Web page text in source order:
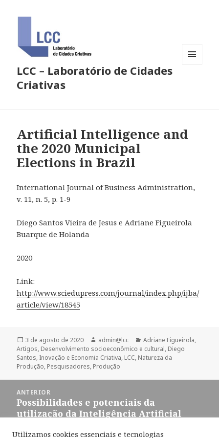
LCC – Laboratório de Cidades
Criativas
Artificial Intelligence and
the 2020 Municipal
Elections in Brazil
International Journal of Business Administration,
v. 11, n. 5, p. 1-9
Diego Santos Vieira de Jesus e Adriane Figueirola
Buarque de Holanda
2020
Link:
http://www.sciedupress.com/journal/index.php/ijba/
article/view/18545
Publicado
em
3 de agosto de 2020 Autor
admin@lcc Categorias
Adriane Figueirola,
Artigos, Desenvolvimento socioeconômico e cultural, Diego
Santos, Inovação e Economia Criativa, LCC, Natureza da
Produção, Pesquisadores, Produção
ANTERIOR
Post
anterior:
Possibilidades e potenciais da
utilização da Inteligência Artificial
Utilizamos cookies essenciais e tecnologias